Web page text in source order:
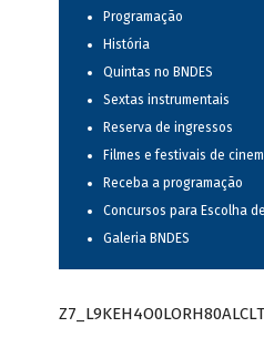
Programação
História
Quintas no BNDES
Sextas instrumentais
Reserva de ingressos
Filmes e festivais de
Receba a programação
Concursos para Escolha
Galeria BNDES